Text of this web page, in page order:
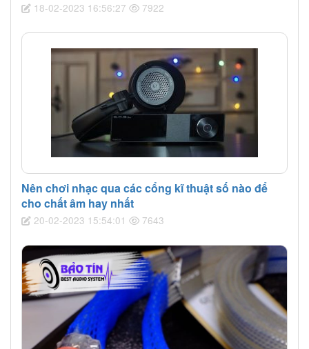
18-02-2023 16:56:27 7922
Nên chơi nhạc qua các cổng kĩ thuật số nào để
cho chất âm hay nhất
20-02-2023 15:54:01 7643